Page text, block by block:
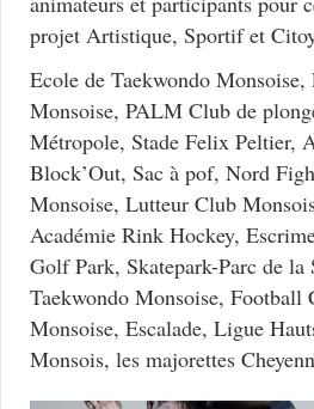
projet Artistique, Sportif et
Ecole de Taekwondo
Monsoise, PALM Club de
Métropole, Stade Felix Peltier,
Block’Out, Sac à pof, Nord
Monsoise, Lutteur Club
Académie Rink Hockey,
Golf Park, Skatepark-Parc de
Taekwondo Monsoise,
Monsoise, Escalade, Ligue
Monsois, les majorettes